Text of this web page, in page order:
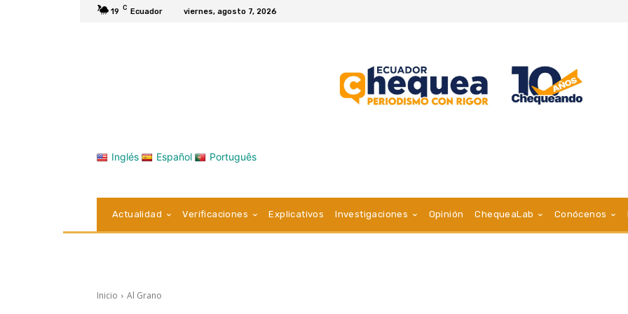
19 C Ecuador viernes, agosto 7, 2026
Inglés Español Português
Actualidad Verificaciones Explicativos Investigaciones Opinión ChequeaLab Conócenos
Inicio Al Grano